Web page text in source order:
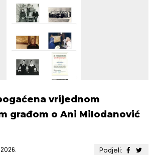
vrijednom
građom o Ani Milodanović
Podjeli: